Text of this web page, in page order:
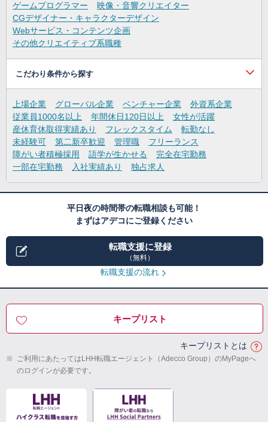
ゲームプログラマー
映像・音響クリエイター
CGデザイナー・キャラクターデザイン
Webサービス・コンテンツ企画
その他クリエイティブ系職種
こだわり条件から探す
上場企業 グローバル企業 ベンチャー企業
外資系企業
従業員1000名以上
年間休日120日以上
女性が活躍
産休育休取得実績あり
フレックスタイム
転勤なし
未経験可
第二新卒歓迎 管理職
フリーランス
障がい者積極採用
語学が生かせる
完全在宅勤務
一部在宅勤務
入社実績あり 独占求人
平日夜の時間帯の転職相談も可能！
まずはアデコにご登録ください
転職支援に登録
（無料）
転職支援の流れ
キープリスト
キープリストとは
※ ご利用にあたってはLHH転職エージェント（Adecco Group）のMyPageへ
のログインが必要です。